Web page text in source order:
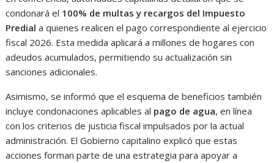
condonará el 100% de multas y recargos del Impuesto
Predial a quienes realicen el pago correspondiente al ejercicio
fiscal 2026. Esta medida aplicará a millones de hogares con
adeudos acumulados, permitiendo su actualización sin
sanciones adicionales.
Asimismo, se informó que el esquema de beneficios también
incluye condonaciones aplicables al pago de agua, en línea
con los criterios de justicia fiscal impulsados por la actual
administración. El Gobierno capitalino explicó que estas
acciones forman parte de una estrategia para apoyar a